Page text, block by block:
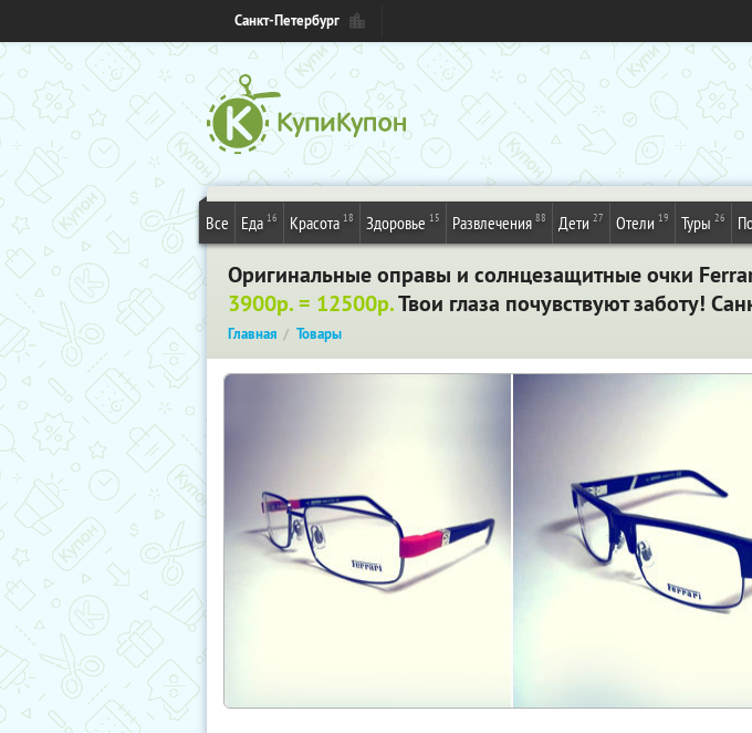
Санкт-Петербург
Все Еда 16 Красота 18 Здоровье 15 Развлечения 88 Дети 27 Отели 19 Туры 26
Оригинальные оправы и солнцезащитные очки
3900р. = 12500р.Твои глаза почувствуют заботу!
Главная Товары